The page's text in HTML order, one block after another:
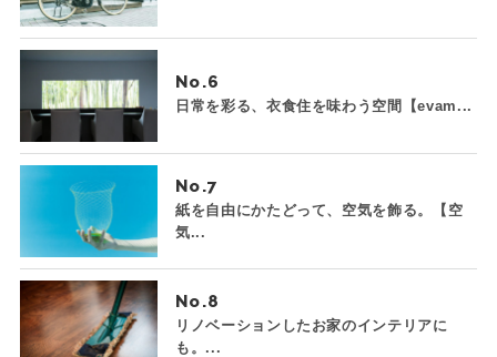
No.
日常を彩る、衣食住を味わう空間【evam...
No.
紙を自由にかたどって、空気を飾る。【空
気...
No.
リノベーションしたお家のインテリアに
も。...